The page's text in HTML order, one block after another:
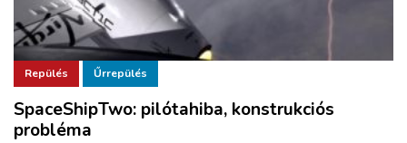
Repülés Űrrepülés
SpaceShipTwo: pilótahiba, konstrukciós
probléma